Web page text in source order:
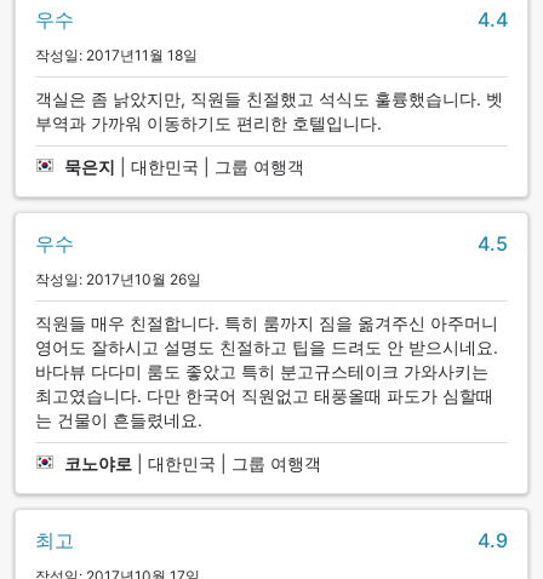
우수 4.4
작성일: 2017년11월 18일
객실은 좀 낡았지만, 직원들 친절했고 석식도 훌륭했습니다. 벳
부역과 가까워 이동하기도 편리한 호텔입니다.
묵은지 대한민국 | 그룹 여행객
우수 4.5
작성일: 2017년10월 26일
직원들 매우 친절합니다. 특히 룸까지 짐을 옮겨주신 아주머니
영어도 잘하시고 설명도 친절하고 팁을 드려도 안 받으시네요.
바다뷰 다다미 룸도 좋았고 특히 분고규스테이크 가와사키는
최고였습니다. 다만 한국어 직원없고 태풍올때 파도가 심할때
는 건물이 흔들렸네요.
코노야로 대한민국 | 그룹 여행객
최고 4.9